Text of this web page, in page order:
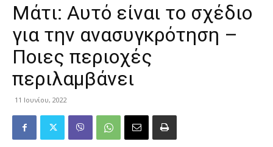
Μάτι: Αυτό είναι το σχέδιο
για την ανασυγκρότηση –
Ποιες περιοχές
περιλαμβάνει
11 Ιουνίου, 2022